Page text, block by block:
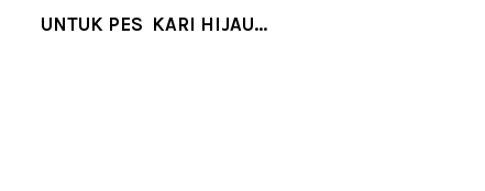
UNTUK PES KARI HIJAU...